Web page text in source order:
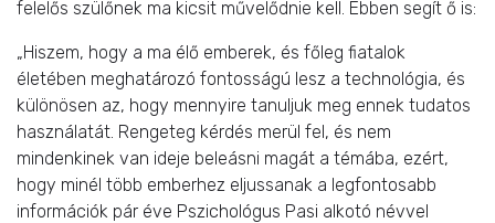
felelős szülőnek ma kicsit művelődnie kell. Ebben segít ő is:
„Hiszem, hogy a ma élő emberek, és főleg fiatalok
életében meghatározó fontosságú lesz a technológia, és
különösen az, hogy mennyire tanuljuk meg ennek tudatos
használatát. Rengeteg kérdés merül fel, és nem
mindenkinek van ideje beleásni magát a témába, ezért,
hogy minél több emberhez eljussanak a legfontosabb
információk pár éve Pszichológus Pasi alkotó névvel